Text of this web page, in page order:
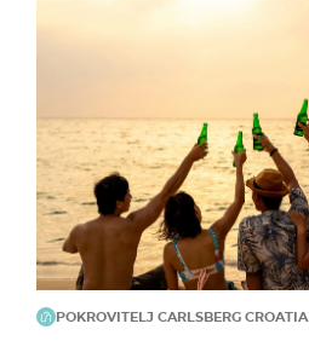
POKROVITELJ CARLSBERG CROATIA